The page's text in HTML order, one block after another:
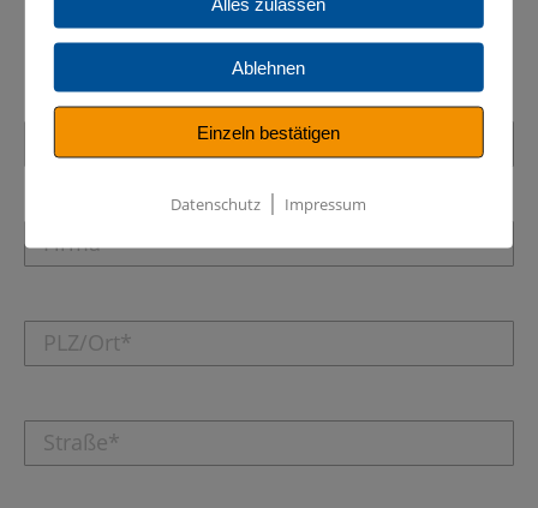
+49 (0) 8024 – 99 05 50
Ablehnen
Einzeln bestätigen
Datenschutz | Impressum